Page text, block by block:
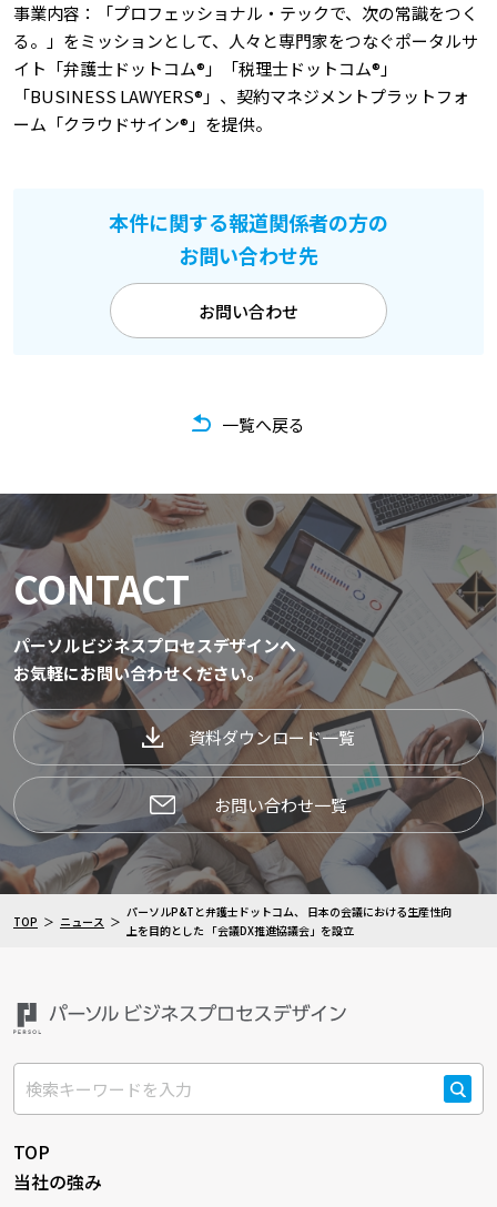
事業内容：「プロフェッショナル・テックで、次の常識をつく
る。」をミッションとして、人々と専門家をつなぐポータルサ
イト「弁護士ドットコム®」「税理士ドットコム®」
「BUSINESS LAWYERS®」、契約マネジメントプラットフォ
ーム「クラウドサイン®」を提供。
本件に関する報道関係者の方の
お問い合わせ先
お問い合わせ
一覧へ戻る
CONTACT
パーソルビジネスプロセスデザインへ
お気軽にお問い合わせください。
資料ダウンロード一覧
お問い合わせ一覧
TOP ニュース
パーソルP&Tと弁護士ドットコム、 日本の会議における生産性向
上を目的とした 「会議DX推進協議会」を設立
検索
TOP
当社の強み